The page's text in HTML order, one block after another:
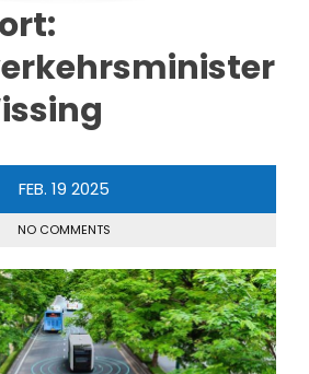
FEB. 19 2025
NO COMMENTS